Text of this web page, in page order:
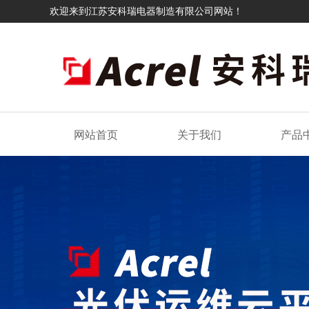
欢迎来到江苏安科瑞电器制造有限公司网站！
网站首页 关于我们 产品